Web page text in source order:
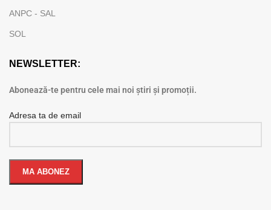
ANPC - SAL
SOL
NEWSLETTER:
Abonează-te pentru cele mai noi știri și promoții.
Adresa ta de email